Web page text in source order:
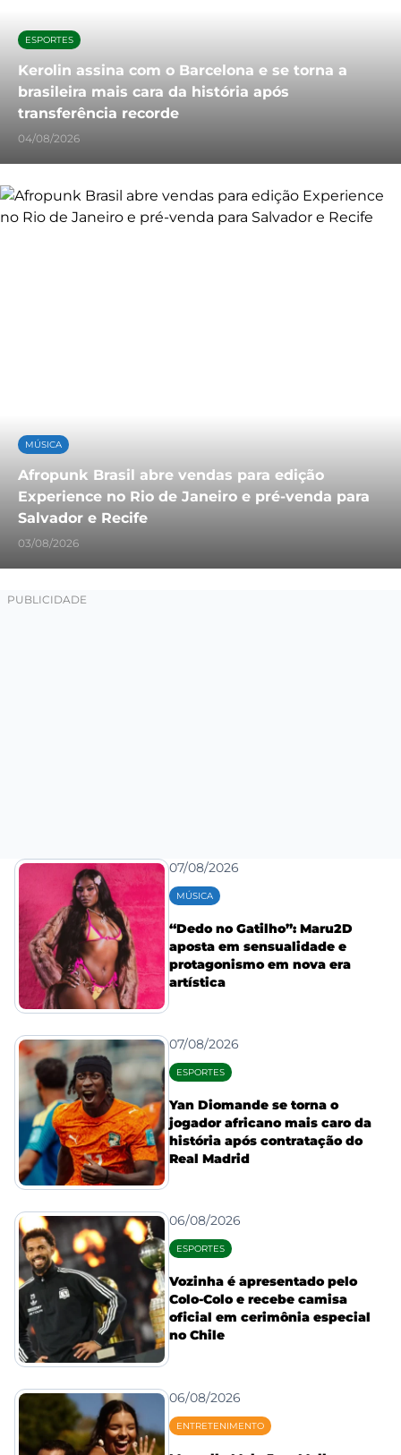
ESPORTES
Kerolin assina com o Barcelona e se torna a
brasileira mais cara da história após
transferência recorde
04/08/2026
MÚSICA
Afropunk Brasil abre vendas para edição
Experience no Rio de Janeiro e pré-venda para
Salvador e Recife
03/08/2026
07/08/2026
MÚSICA
“Dedo no Gatilho”: Maru2D
aposta em sensualidade e
protagonismo em nova era
artística
07/08/2026
ESPORTES
Yan Diomande se torna o
jogador africano mais caro da
história após contratação do
Real Madrid
06/08/2026
ESPORTES
Vozinha é apresentado pelo
Colo-Colo e recebe camisa
oficial em cerimônia especial
no Chile
06/08/2026
ENTRETENIMENTO